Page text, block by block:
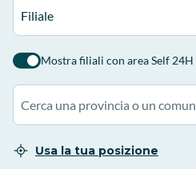
Filiale
Mostra filiali con area Self 24H
Usa la tua posizione